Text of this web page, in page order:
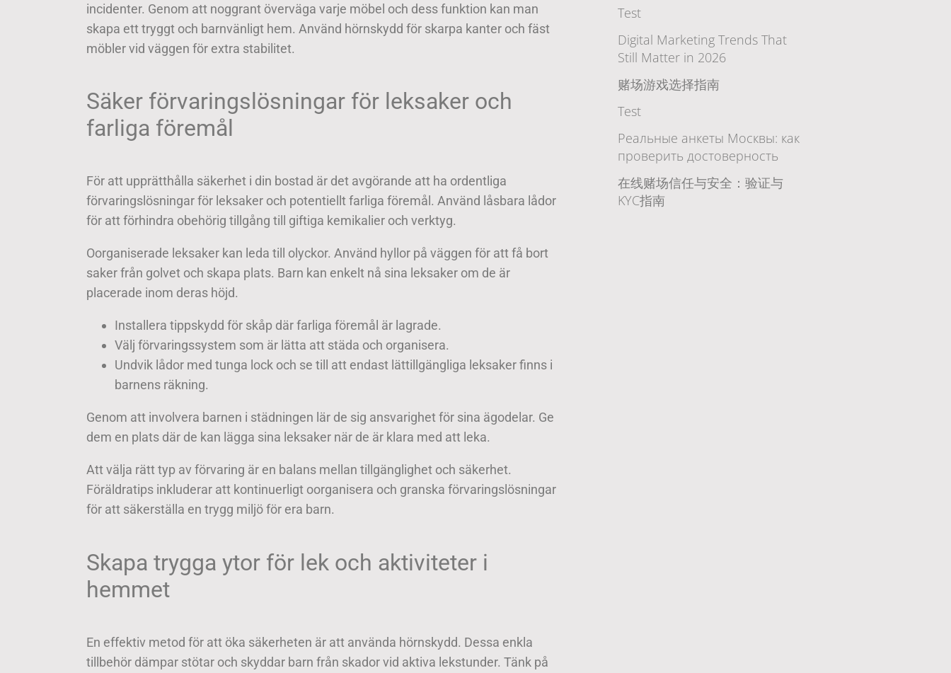
incidenter. Genom att noggrant överväga varje möbel och dess funktion kan man
skapa ett tryggt och barnvänligt hem. Använd hörnskydd för skarpa kanter och fäst
möbler vid väggen för extra stabilitet.
Säker förvaringslösningar för leksaker och
farliga föremål
För att upprätthålla säkerhet i din bostad är det avgörande att ha ordentliga
förvaringslösningar för leksaker och potentiellt farliga föremål. Använd låsbara lådor
för att förhindra obehörig tillgång till giftiga kemikalier och verktyg.
Oorganiserade leksaker kan leda till olyckor. Använd hyllor på väggen för att få bort
saker från golvet och skapa plats. Barn kan enkelt nå sina leksaker om de är
placerade inom deras höjd.
Installera tippskydd för skåp där farliga föremål är lagrade.
Välj förvaringssystem som är lätta att städa och organisera.
Undvik lådor med tunga lock och se till att endast lättillgängliga leksaker finns i
barnens räkning.
Genom att involvera barnen i städningen lär de sig ansvarighet för sina ägodelar. Ge
dem en plats där de kan lägga sina leksaker när de är klara med att leka.
Att välja rätt typ av förvaring är en balans mellan tillgänglighet och säkerhet.
Föräldratips inkluderar att kontinuerligt oorganisera och granska förvaringslösningar
för att säkerställa en trygg miljö för era barn.
Skapa trygga ytor för lek och aktiviteter i
hemmet
En effektiv metod för att öka säkerheten är att använda hörnskydd. Dessa enkla
tillbehör dämpar stötar och skyddar barn från skador vid aktiva lekstunder. Tänk på
Test
Digital Marketing Trends That
Still Matter in 2026
赌场游戏选择指南
Test
Реальные анкеты Москвы: как
проверить достоверность
在线赌场信任与安全：验证与
KYC指南